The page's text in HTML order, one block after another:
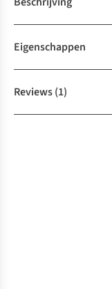
Eigenschappen
Reviews(1)